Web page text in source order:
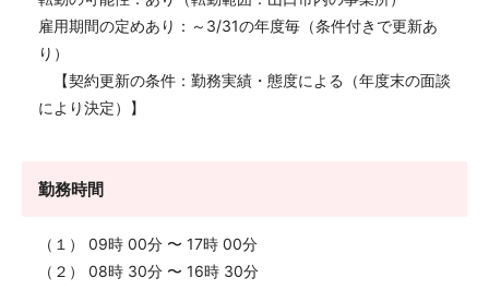
雇用期間の定めあり：～3/31の年度毎（条件付きで更新あ
り）
【契約更新の条件：勤務実績・態度による（年度末の面談
により決定）】
勤務時間
（１） 09時 00分 〜 17時 00分
（２） 08時 30分 〜 16時 30分